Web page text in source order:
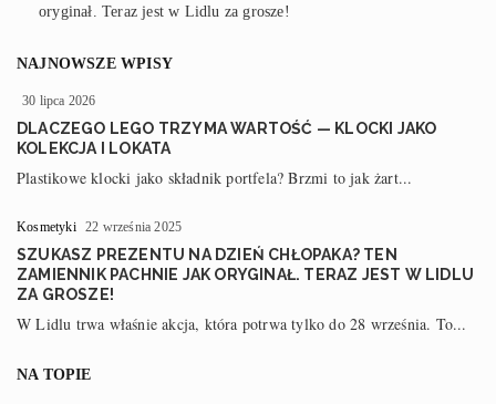
oryginał. Teraz jest w Lidlu za grosze!
NAJNOWSZE WPISY
30 lipca 2026
DLACZEGO LEGO TRZYMA WARTOŚĆ — KLOCKI JAKO
KOLEKCJA I LOKATA
Plastikowe klocki jako składnik portfela? Brzmi to jak żart...
Kosmetyki 22 września 2025
SZUKASZ PREZENTU NA DZIEŃ CHŁOPAKA? TEN
ZAMIENNIK PACHNIE JAK ORYGINAŁ. TERAZ JEST W LIDLU
ZA GROSZE!
W Lidlu trwa właśnie akcja, która potrwa tylko do 28 września. To...
NA TOPIE